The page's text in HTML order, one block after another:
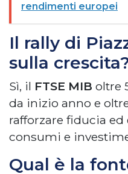
rendimenti europei
Il rally di
sulla
Sì, il FTSE MIB oltre
da inizio anno e
rafforzare fiducia ed
consumi e
Qual è la